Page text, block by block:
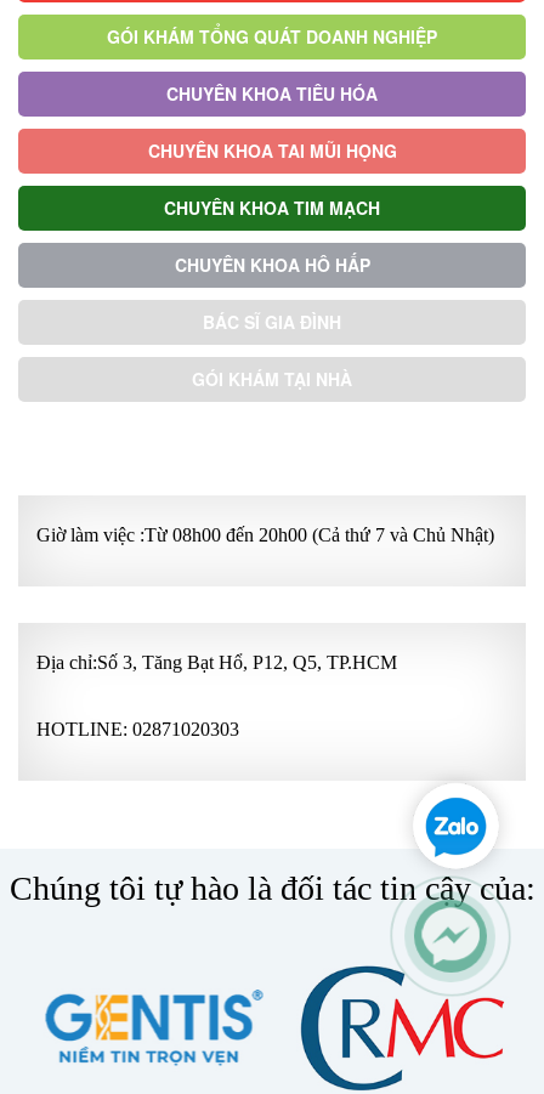
GÓI KHÁM TỔNG QUÁT DOANH NGHIỆP
CHUYÊN KHOA TIÊU HÓA
CHUYÊN KHOA TAI MŨI HỌNG
CHUYÊN KHOA TIM MẠCH
CHUYÊN KHOA HÔ HẤP
BÁC SĨ GIA ĐÌNH
GÓI KHÁM TẠI NHÀ
Giờ làm việc :Từ 08h00 đến 20h00 (Cả thứ 7 và Chủ Nhật)
Địa chỉ:Số 3, Tăng Bạt Hổ, P12, Q5, TP.HCM
HOTLINE: 02871020303
Chúng tôi tự hào là đối tác tin cậy của: